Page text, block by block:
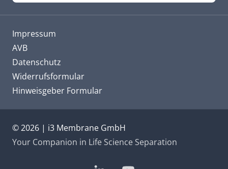
Impressum
AVB
Datenschutz
Widerrufsformular
Hinweisgeber Formular
© 2026 | i3 Membrane GmbH
Your Companion in Life Science Separation